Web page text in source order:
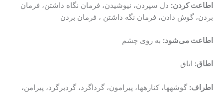
اطاعت کردن: دل سپردن، نیوشیدن، فرمان نگاه داشتن، فرمان
بردن، گوش دادن، فرمان نگه داشتن ، فرمان بردن
اطاعت می‌شود: به روی چشم
اطاق: اتاق
اطراف:
گوشه‎ها، کناره‎ها، پیرامون، گرداگرد، گردبرگرد، پیرامن،